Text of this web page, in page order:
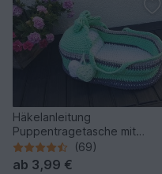
Häkelanleitung
Puppentragetasche mit
Babydecke & Kissen
(69)
ab 3,99 €